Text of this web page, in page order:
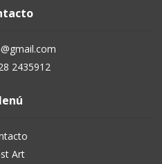
2435912
Art